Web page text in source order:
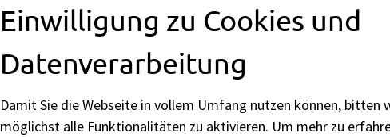
Einwilligung zu Cookies und
Datenverarbeitung
Damit Sie die Webseite in vollem Umfang nutzen können, bitten
möglichst alle Funktionalitäten zu aktivieren. Um mehr zu